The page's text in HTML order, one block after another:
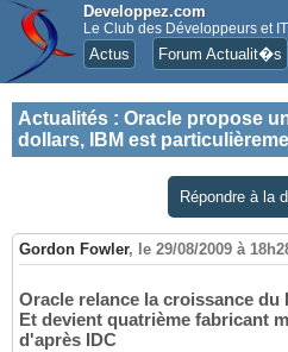
Developpez.com
Le Club des Développeurs et
Actus Forum Actualit�s
Actualités : Oracle propose
dollars, IBM est
Répondre à la
Gordon Fowler, le 29/08/2009 à
Oracle relance la croissance du
Et devient quatrième fabricant
d'après IDC